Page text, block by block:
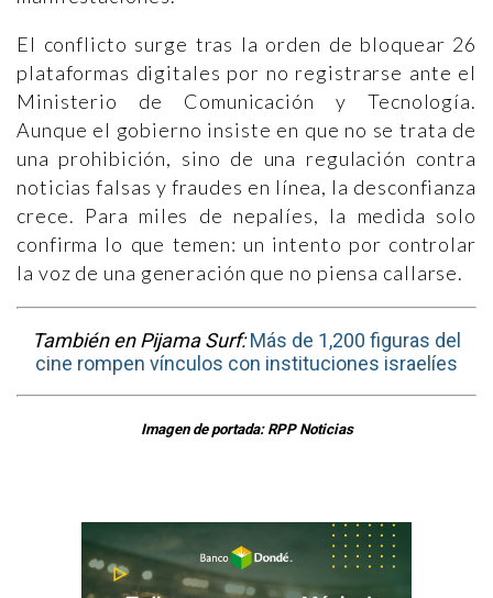
El conflicto surge tras la orden de bloquear 26
plataformas digitales por no registrarse ante el
Ministerio de Comunicación y Tecnología.
Aunque el gobierno insiste en que no se trata de
una prohibición, sino de una regulación contra
noticias falsas y fraudes en línea, la desconfianza
crece. Para miles de nepalíes, la medida solo
confirma lo que temen: un intento por controlar
la voz de una generación que no piensa callarse.
También en Pijama Surf:Más de 1,200 figuras del
cine rompen vínculos con instituciones israelíes
Imagen de portada: RPP Noticias